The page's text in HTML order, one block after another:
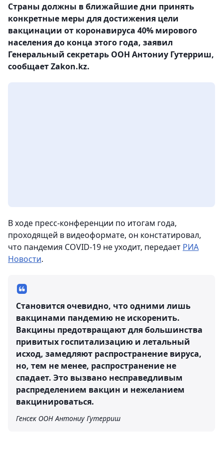
Страны должны в ближайшие дни принять
конкретные меры для достижения цели
вакцинации от коронавируса 40% мирового
населения до конца этого года, заявил
Генеральный секретарь ООН Антониу Гутерриш,
сообщает Zakon.kz.
В ходе пресс-конференции по итогам года,
проходящей в видеоформате, он констатировал,
что пандемия COVID-19 не уходит, передает РИА
Новости.
Становится очевидно, что одними лишь
вакцинами пандемию не искоренить.
Вакцины предотвращают для большинства
привитых госпитализацию и летальный
исход, замедляют распространение вируса,
но, тем не менее, распространение не
спадает. Это вызвано несправедливым
распределением вакцин и нежеланием
вакцинироваться.
Генсек ООН Антониу Гутерриш